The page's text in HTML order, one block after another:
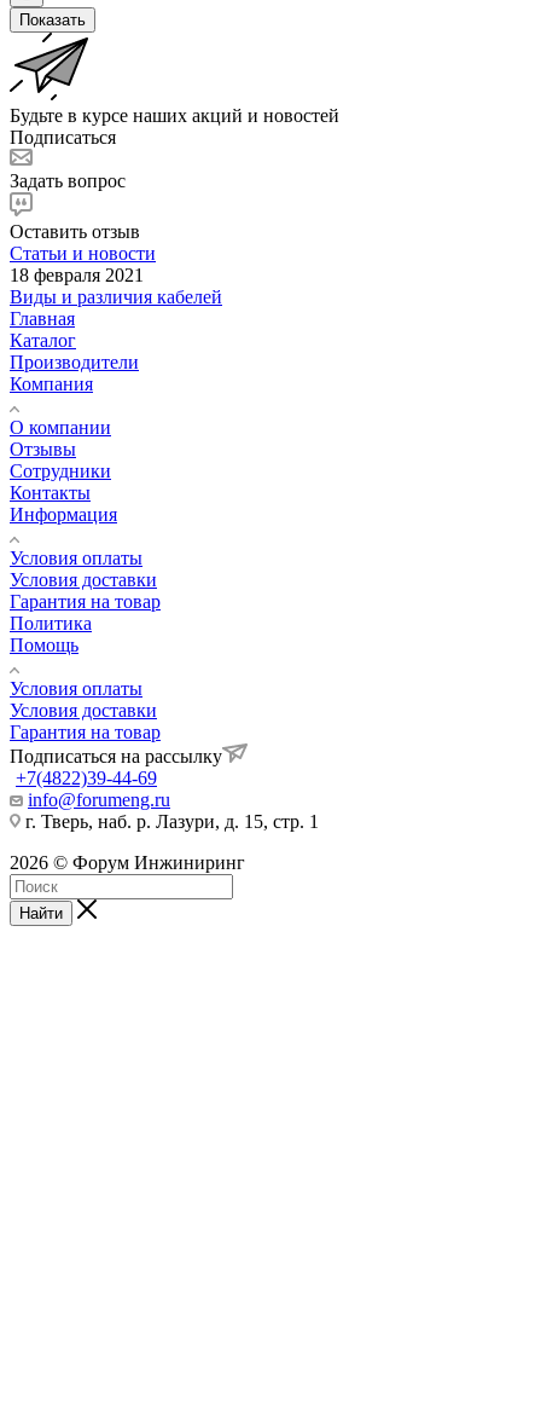
Показать
Будьте в курсе наших акций и новостей
Подписаться
Задать вопрос
Оставить отзыв
Статьи и новости
18 февраля 2021
Виды и различия кабелей
Главная
Каталог
Производители
Компания
О компании
Отзывы
Сотрудники
Контакты
Информация
Условия оплаты
Условия доставки
Гарантия на товар
Политика
Помощь
Условия оплаты
Условия доставки
Гарантия на товар
Подписаться на рассылку
+7(4822)39-44-69
info@forumeng.ru
г. Тверь, наб. р. Лазури, д. 15, стр. 1
2026 © Форум Инжиниринг
Найти